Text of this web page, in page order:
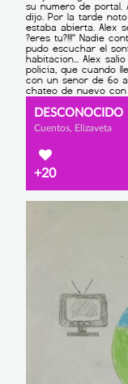
DESCONOCIDO
Cuentos, Elizaveta
+20